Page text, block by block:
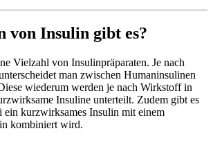
von Insulin gibt es?
Vielzahl von Insulinpräparaten. Je nach
man zwischen Humaninsulinen
wiederum werden je nach Wirkstoff in
Insuline unterteilt. Zudem gibt es
kurzwirksames Insulin mit einem
kombiniert wird.